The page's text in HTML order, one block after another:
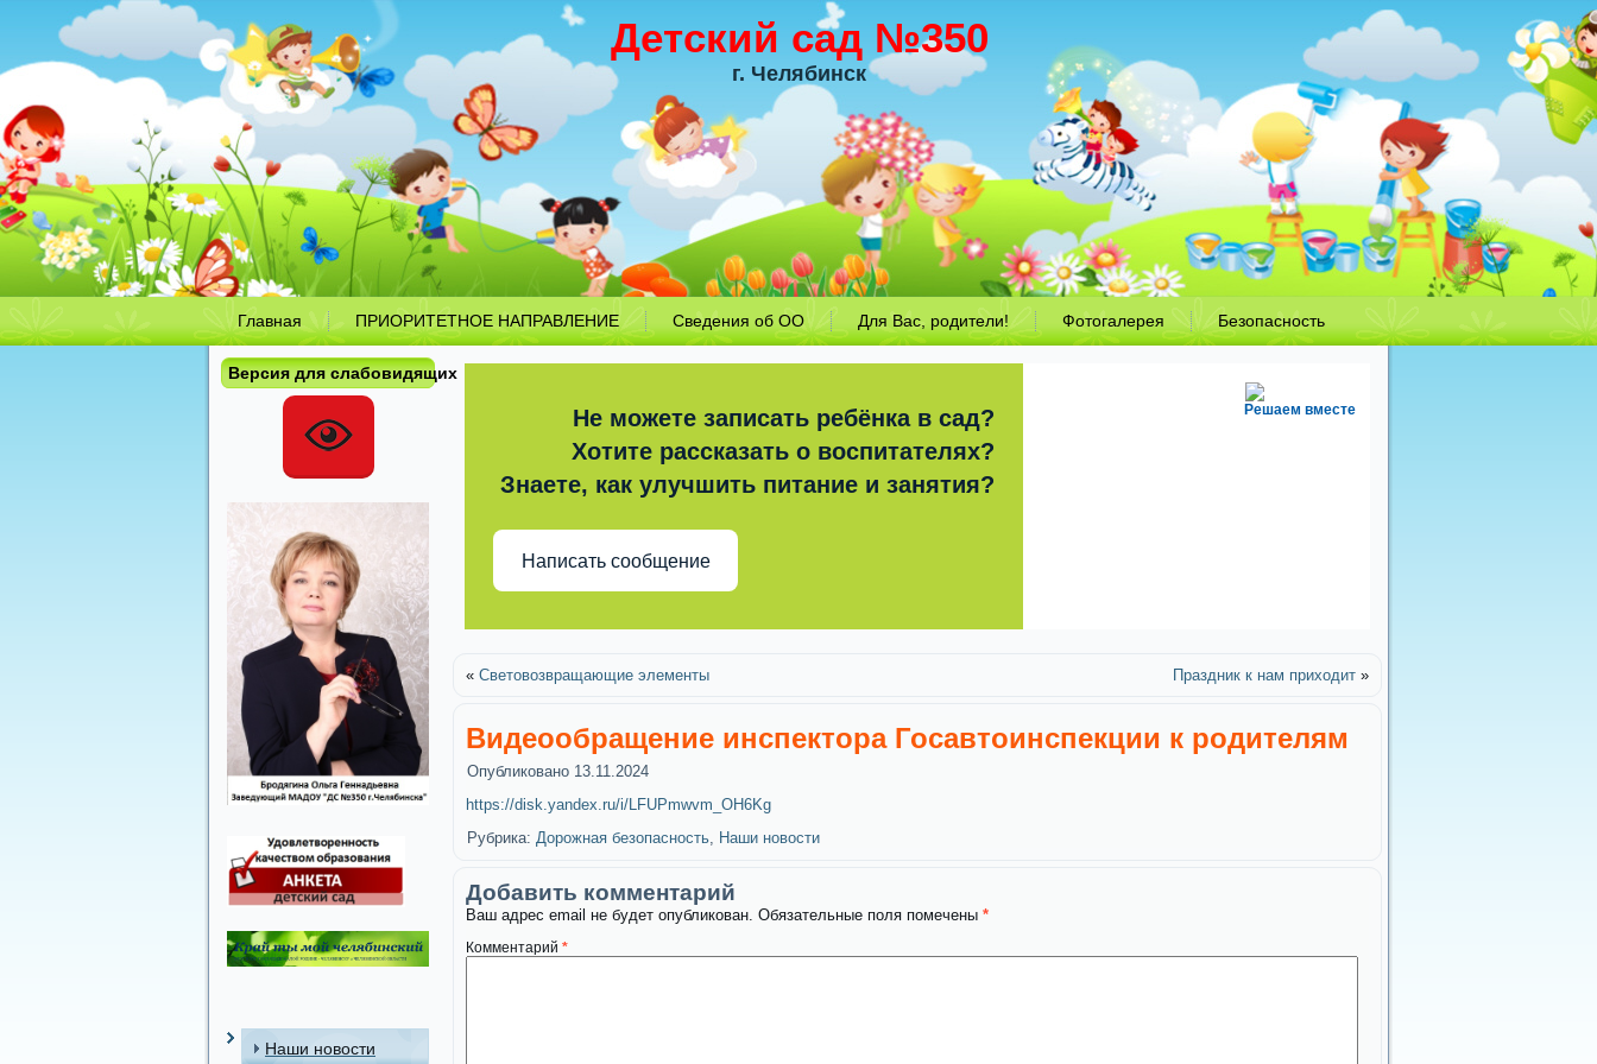
Детский сад №350
г. Челябинск
Главная ПРИОРИТЕТНОЕ НАПРАВЛЕНИЕ Сведения об ОО Для Вас, родители! Фотогалерея Безопасность
Версия для слабовидящих
Наши новости
Решаем вместе
Не можете записать ребёнка в сад?
Хотите рассказать о воспитателях?
Знаете, как улучшить питание и занятия?
Написать сообщение
« Световозвращающие элементы Праздник к нам приходит »
Видеообращение инспектора Госавтоинспекции к родителям
Опубликовано 13.11.2024
https://disk.yandex.ru/i/LFUPmwvm_OH6Kg
Рубрика: Дорожная безопасность, Наши новости
Добавить комментарий
Ваш адрес email не будет опубликован. Обязательные поля помечены *
Комментарий *